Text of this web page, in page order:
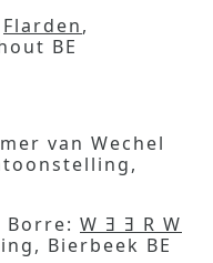
Flarden,
BE
van Wechel
Borre: W Ǝ Ǝ R W
Bierbeek BE